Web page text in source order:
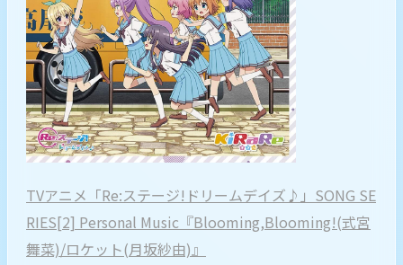
TVアニメ「Re:ステージ!ドリームデイズ♪」SONG SE
RIES[2] Personal Music『Blooming,Blooming!(式宮
舞菜)/ロケット(月坂紗由)』